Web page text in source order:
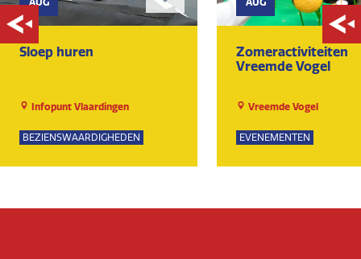
AUG
Sloep huren
Infopunt Vlaardingen
BEZIENSWAARDIGHEDEN
AUG
Zomeractiviteiten
Vreemde Vogel
Vreemde Vogel
EVENEMENTEN